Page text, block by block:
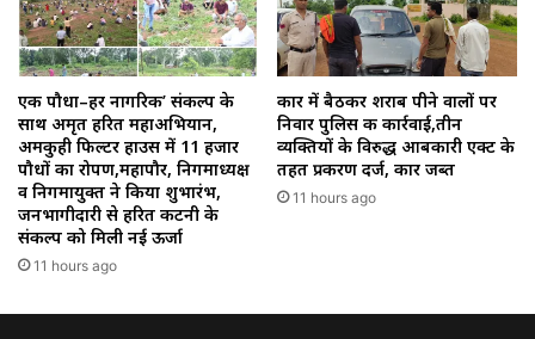
एक पौधा–हर नागरिक’ संकल्प के
साथ अमृत हरित महाअभियान,
अमकुही फिल्टर हाउस में 11 हजार
पौधों का रोपण,महापौर, निगमाध्यक्ष
व निगमायुक्त ने किया शुभारंभ,
जनभागीदारी से हरित कटनी के
संकल्प को मिली नई ऊर्जा
11 hours ago
कार में बैठकर शराब पीने वालों पर
निवार पुलिस की कार्रवाई,तीन
व्यक्तियों के विरुद्ध आबकारी एक्ट के
तहत प्रकरण दर्ज, कार जब्त
11 hours ago